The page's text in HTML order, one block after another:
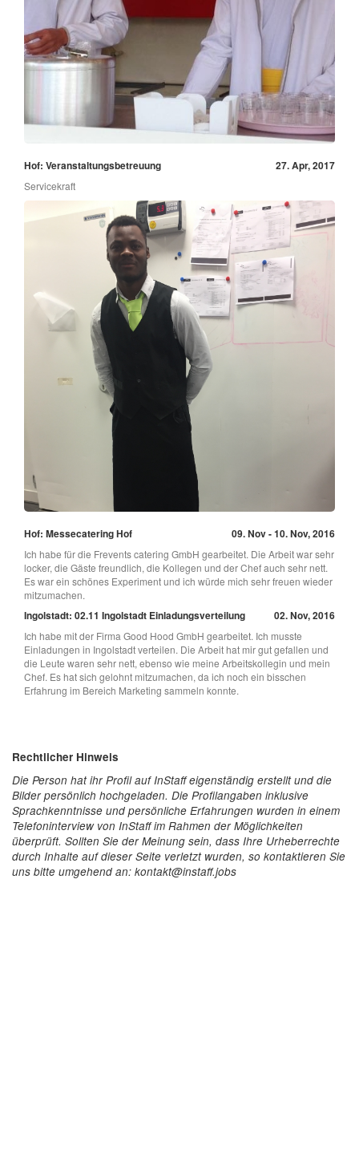
Hof: Veranstaltungsbetreuung 27. Apr, 2017
Servicekraft
Hof: Messecatering Hof 09. Nov - 10. Nov, 2016
Ich habe für die Frevents catering GmbH gearbeitet. Die Arbeit war sehr
locker, die Gäste freundlich, die Kollegen und der Chef auch sehr nett.
Es war ein schönes Experiment und ich würde mich sehr freuen wieder
mitzumachen.
Ingolstadt: 02.11 Ingolstadt Einladungsverteilung 02. Nov, 2016
Ich habe mit der Firma Good Hood GmbH gearbeitet. Ich musste
Einladungen in Ingolstadt verteilen. Die Arbeit hat mir gut gefallen und
die Leute waren sehr nett, ebenso wie meine Arbeitskollegin und mein
Chef. Es hat sich gelohnt mitzumachen, da ich noch ein bisschen
Erfahrung im Bereich Marketing sammeln konnte.
Rechtlicher Hinweis
Die Person hat ihr Profil auf InStaff eigenständig erstellt und die
Bilder persönlich hochgeladen. Die Profilangaben inklusive
Sprachkenntnisse und persönliche Erfahrungen wurden in einem
Telefoninterview von InStaff im Rahmen der Möglichkeiten
überprüft. Sollten Sie der Meinung sein, dass Ihre Urheberrechte
durch Inhalte auf dieser Seite verletzt wurden, so kontaktieren Sie
uns bitte umgehend an: kontakt@instaff.jobs